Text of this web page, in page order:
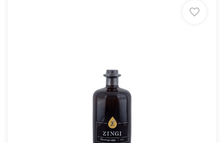
Prihlásiť sa cez Apple ID